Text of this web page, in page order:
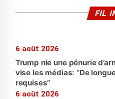
FIL
6 août 2026
Trump nie une pénurie
vise les médias: “De
requises”
6 août 2026